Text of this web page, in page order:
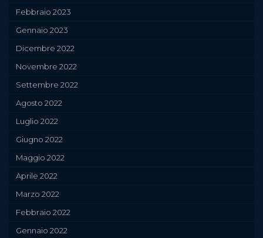
Febbraio 2023
Gennaio 2023
Dicembre 2022
Novembre 2022
Settembre 2022
Agosto 2022
Luglio 2022
Giugno 2022
Maggio 2022
Aprile 2022
Marzo 2022
Febbraio 2022
Gennaio 2022